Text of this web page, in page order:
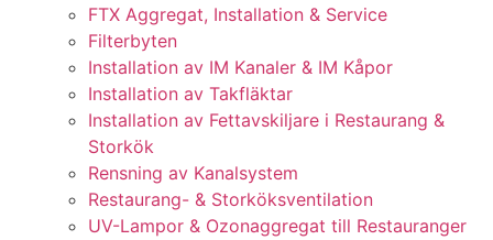
FTX Aggregat, Installation & Service
Filterbyten
Installation av IM Kanaler & IM Kåpor
Installation av Takfläktar
Installation av Fettavskiljare i Restaurang &
Storkök
Rensning av Kanalsystem
Restaurang- & Storköksventilation
UV-Lampor & Ozonaggregat till Restauranger